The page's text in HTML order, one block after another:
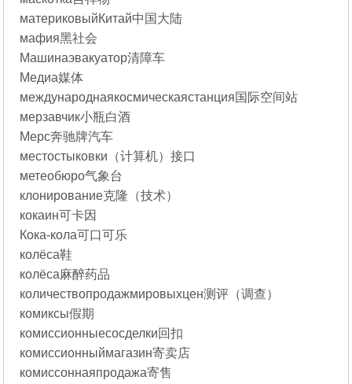
материковыйКитай中国大陆
мафия黑社会
Машинаэвакуатор清障车
Медиа媒体
международнаякосмическаястанция国际空间站
мерзавчик小瓶白酒
Мерс奔驰牌汽车
местостыковки（计算机）接口
метеобюро气象台
клонирование克隆（技术）
кокаин可卡因
Кока-кола可口可乐
колёса鞋
колёса麻醉药品
количествопродажмировыхцен测评（调查）
комиксы假期
комиссионныесосделки回扣
комиссионныймагазин寄卖店
комиссоннаяпродажа寄售